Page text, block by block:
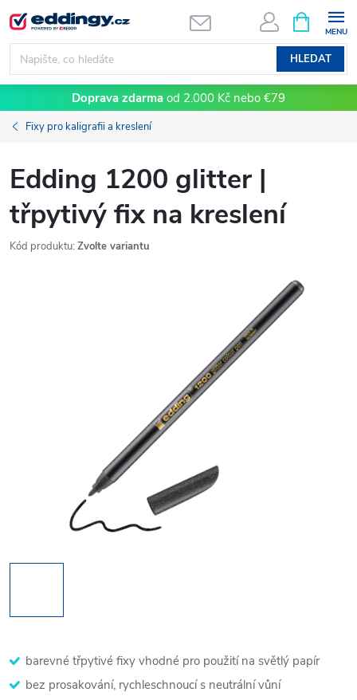
Přejít
na
obsah
HLEDAT
NÁKUPNÍ
KOŠÍK
Doprava zdarma od 2.000 Kč nebo €79
Fixy pro kaligrafii a kreslení
Edding 1200 glitter |
třpytivý fix na kreslení
Kód produktu: Zvolte variantu
barevné třpytivé fixy vhodné pro použití na světlý papír
bez prosakování, rychleschnoucí s neutrální vůní